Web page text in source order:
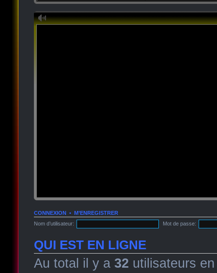
CONNEXION • M’ENREGISTRER
Nom d’utilisateur:
Mot de passe:
QUI EST EN LIGNE
Au total il y a 32 utilisateurs